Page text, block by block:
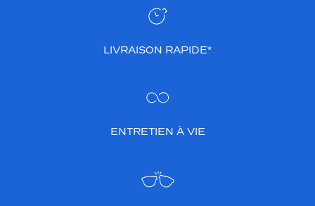
LIVRAISON RAPIDE*
ENTRETIEN À VIE